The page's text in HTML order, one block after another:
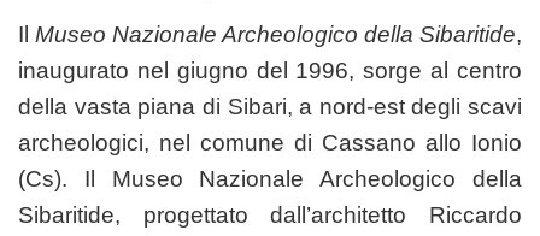
Il Museo Nazionale Archeologico della Sibaritide,
inaugurato nel giugno del 1996, sorge al centro
della vasta piana di Sibari, a nord-est degli scavi
archeologici, nel comune di Cassano allo Ionio
(Cs). Il Museo Nazionale Archeologico della
Sibaritide, progettato dall’architetto Riccardo